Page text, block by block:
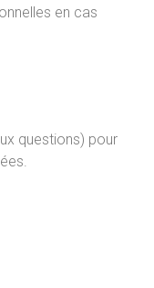
en cas
questions) pour